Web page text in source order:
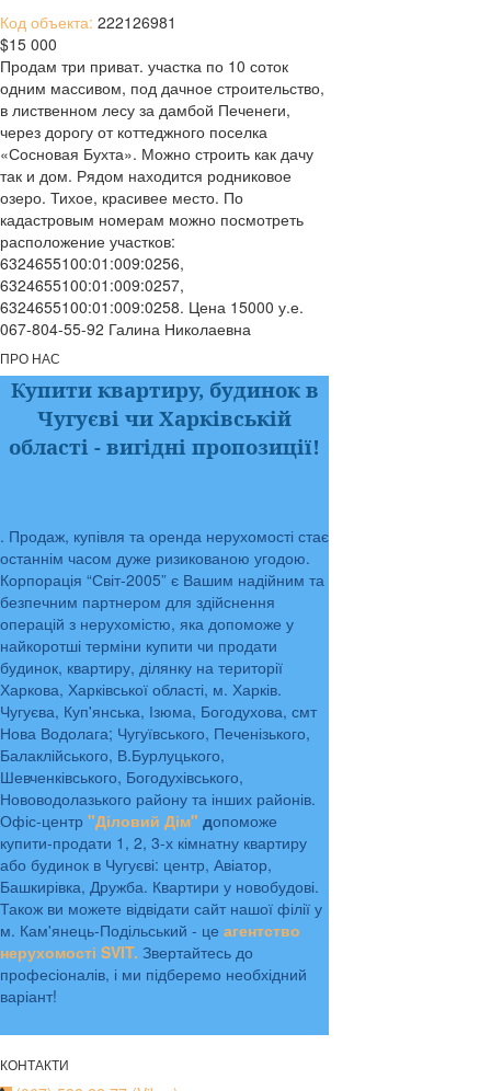
Код объекта: 222126981
$15 000
Продам три приват. участка по 10 соток
одним массивом, под дачное строительство,
в лиственном лесу за дамбой Печенеги,
через дорогу от коттеджного поселка
«Сосновая Бухта». Можно строить как дачу
так и дом. Рядом находится родниковое
озеро. Тихое, красивее место. По
кадастровым номерам можно посмотреть
расположение участков:
6324655100:01:009:0256,
6324655100:01:009:0257,
6324655100:01:009:0258. Цена 15000 у.е.
067-804-55-92 Галина Николаевна
ПРО НАС
Купити квартиру, будинок в
Чугуєві чи Харківській
області - вигідні пропозиції!
. Продаж, купівля та оренда нерухомості стає
останнім часом дуже ризикованою угодою.
Корпорація “Світ-2005” є Вашим надійним та
безпечним партнером для здійснення
операцій з нерухомістю, яка допоможе у
найкоротші терміни купити чи продати
будинок, квартиру, ділянку на території
Харкова, Харківської області, м. Харків.
Чугуєва, Куп'янська, Ізюма, Богодухова, смт
Нова Водолага; Чугуївського, Печенізького,
Балаклійського, В.Бурлуцького,
Шевченківського, Богодухівського,
Нововодолазького району та інших районів.
Офіс-центр "Діловий Дім" допоможе
купити-продати 1, 2, 3-х кімнатну квартиру
або будинок в Чугуєві: центр, Авіатор,
Башкирівка, Дружба. Квартири у новобудові.
Також ви можете відвідати сайт нашої філії у
м. Кам'янець-Подільський - це агентство
нерухомості SVIT. Звертайтесь до
професіоналів, і ми підберемо необхідний
варіант!
КОНТАКТИ